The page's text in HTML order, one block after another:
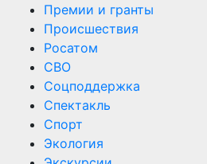
Премии и гранты
Происшествия
Росатом
СВО
Соцподдержка
Спектакль
Спорт
Экология